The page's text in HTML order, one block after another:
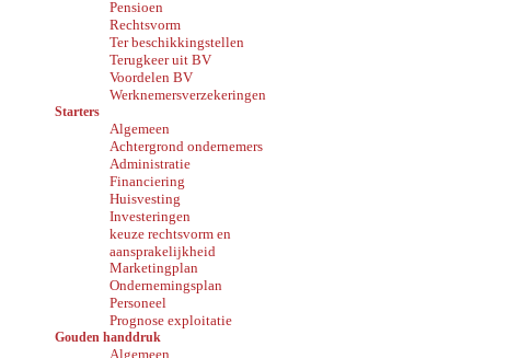
Pensioen
Rechtsvorm
Ter beschikkingstellen
Terugkeer uit BV
Voordelen BV
Werknemersverzekeringen
Starters
Algemeen
Achtergrond ondernemers
Administratie
Financiering
Huisvesting
Investeringen
keuze rechtsvorm en
aansprakelijkheid
Marketingplan
Ondernemingsplan
Personeel
Prognose exploitatie
Gouden handdruk
Algemeen